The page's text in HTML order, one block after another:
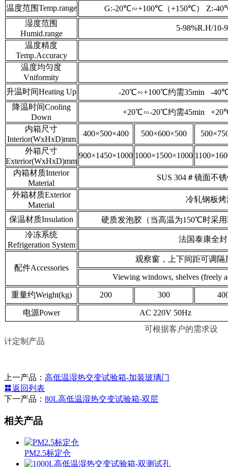
温度范围Temp.range
G:-20℃∽+100℃（+150℃） Z:-
湿度范围
Humid.range
5-98%R.H/10-
温度精度
Temp.Accuracy
温度均匀度
Vniformity
升温时间Heating Up
-20℃∽+100℃约需35min -
降温时间Cooling
Down
+20℃∽-20℃约需45min
内箱尺寸
Interior(WxHxD)mm
400×500×400 500×600×500
外箱尺寸
Exterior(WxHxD)mm
900×1450×1000 1000×1500×1000
内箱材质Interior
Material
SUS 304＃镜面不
外箱材质Exterior
Material
冷轧钢板
保温材质Insulation
硬质发泡胶（当高温为150℃时采用
冷冻系统
Refrigeration System
法国泰康全
配件Accessories
观察窗，上下间距可调隔
Viewing windows, shelves (freely
重量约Weight(kg) 200 300
电源Power AC 220V 50Hz
可根据客户的需求设
计定制产品
上一产品： 高低温湿热交变试验箱-加装玻璃门
返回列表
下一产品： 80L高低温湿热交变试验箱-双层
相关产品
PM2.5标定仓